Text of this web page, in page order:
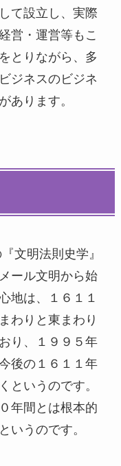
て設立し、実際
営・運営等もこ
とりながら、多
ジネスのビジネ
あります。
文明法則史学』
ール文明から始
地は、１６１１
わりと東まわり
り、１９９５年
後の１６１１年
というのです。
年間とは根本的
いうのです。